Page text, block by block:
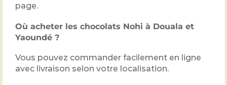
page.
Où acheter les chocolats Nohi à Douala et
Yaoundé ?
Vous pouvez commander facilement en ligne
avec livraison selon votre localisation.